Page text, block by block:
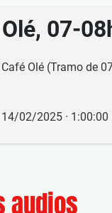
07-
Café Olé (Tramo de
14/02/2025 · 1:00:00
audios